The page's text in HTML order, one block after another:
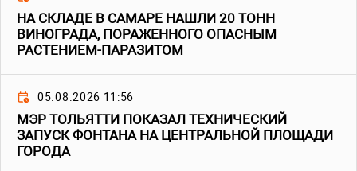
НА СКЛАДЕ В САМАРЕ НАШЛИ 20 ТОНН
ВИНОГРАДА, ПОРАЖЕННОГО ОПАСНЫМ
РАСТЕНИЕМ-ПАРАЗИТОМ
05.08.2026 11:56
МЭР ТОЛЬЯТТИ ПОКАЗАЛ ТЕХНИЧЕСКИЙ
ЗАПУСК ФОНТАНА НА ЦЕНТРАЛЬНОЙ ПЛОЩАДИ
ГОРОДА